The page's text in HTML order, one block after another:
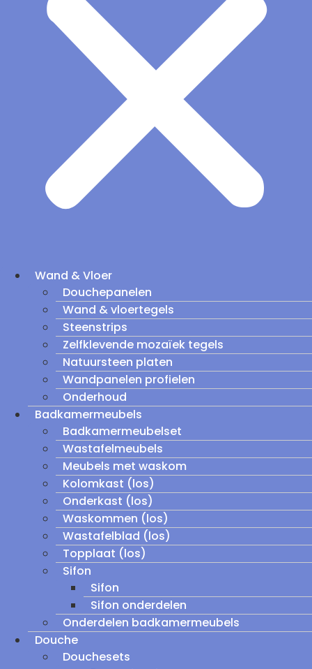
Wand & Vloer
Douchepanelen
Wand & vloertegels
Steenstrips
Zelfklevende mozaïek tegels
Natuursteen platen
Wandpanelen profielen
Onderhoud
Badkamermeubels
Badkamermeubelset
Wastafelmeubels
Meubels met waskom
Kolomkast (los)
Onderkast (los)
Waskommen (los)
Wastafelblad (los)
Topplaat (los)
Sifon
Sifon
Sifon onderdelen
Onderdelen badkamermeubels
Douche
Douchesets